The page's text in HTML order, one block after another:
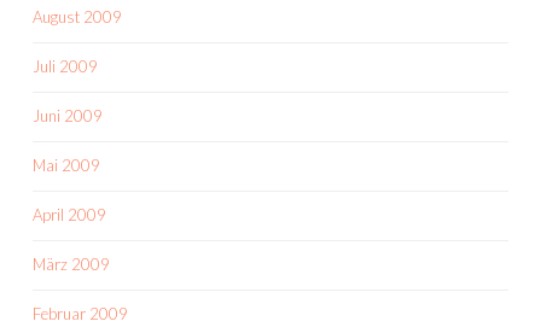
August 2009
Juli 2009
Juni 2009
Mai 2009
April 2009
März 2009
Februar 2009